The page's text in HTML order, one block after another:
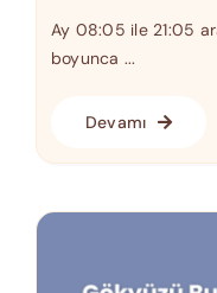
Ay 08:05 ile 21:05
boyunca ...
Devamı